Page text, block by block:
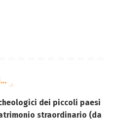
dei piccoli paesi
straordinario (da